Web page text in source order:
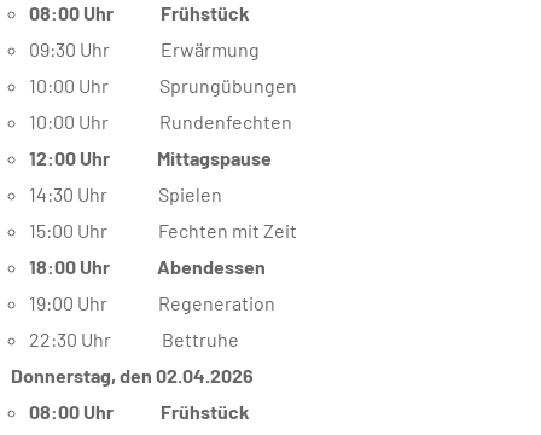
08:00 Uhr Frühstück
09:30 Uhr Erwärmung
10:00 Uhr Sprungübungen
10:00 Uhr Rundenfechten
12:00 Uhr Mittagspause
14:30 Uhr Spielen
15:00 Uhr Fechten mit Zeit
18:00 Uhr Abendessen
19:00 Uhr Regeneration
22:30 Uhr Bettruhe
Donnerstag, den 02.04.2026
08:00 Uhr Frühstück